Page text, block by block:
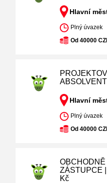
Hlavní
Plný úvazek
Od 40000
Hlavní
Plný úvazek
Od 40000
ZÁSTUPCE
Kč